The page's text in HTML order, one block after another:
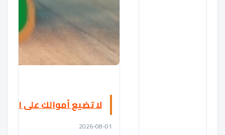
لا تضيع أموالك على
2026-08-01